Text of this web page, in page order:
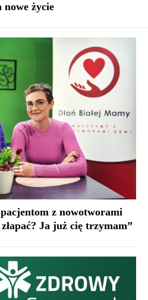
nowe życie
z nowotworami
Ja już cię trzymam”